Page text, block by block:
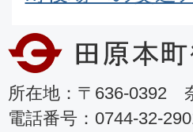
所在地：〒636-0392
電話番号：0744-32-